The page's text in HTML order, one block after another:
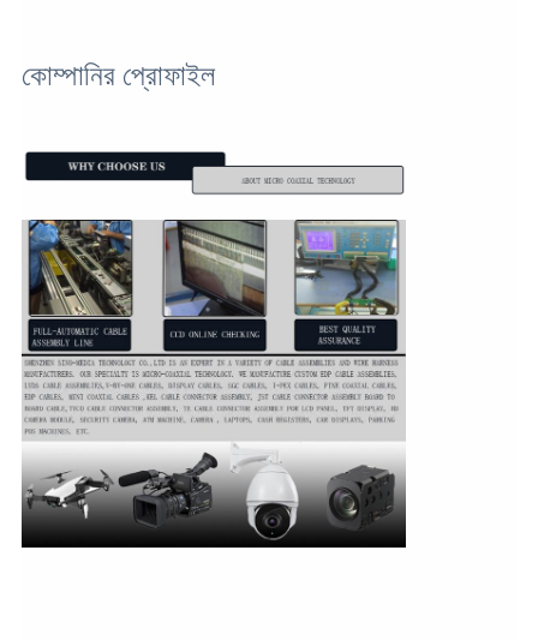
কোম্পানির প্রোফাইল